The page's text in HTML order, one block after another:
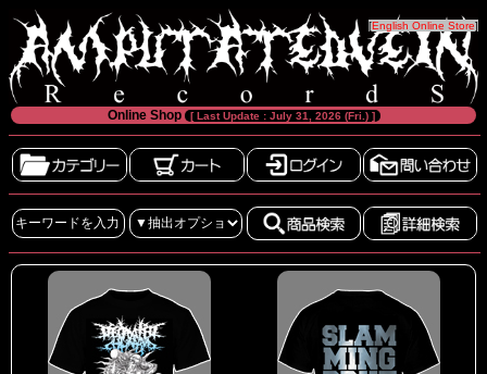
[English Online Store]
Online Shop [ Last Update : July 31, 2026 (Fri.) ]